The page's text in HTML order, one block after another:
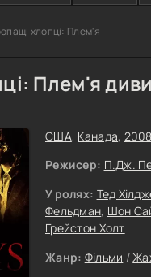
хлопці: Плем'я
Плем'я
США, Канада, 2008
Режисер: П.Дж.
У ролях: Тед
Фельдман, Шон
Грейстон Холт
Жанр: Фільми /